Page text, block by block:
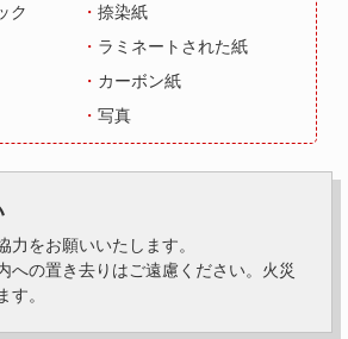
ク
捺染紙
ラミネートされた紙
カーボン紙
写真
力をお願いいたします。
への置き去りはご遠慮ください。火災
す。